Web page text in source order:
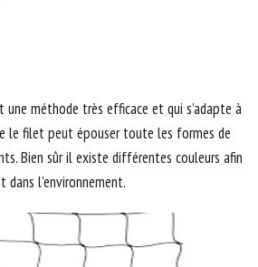
une méthode très efficace et qui s’adapte à
le filet peut épouser toute les formes de
Bien sûr il existe différentes couleurs afin
dans l’environnement.